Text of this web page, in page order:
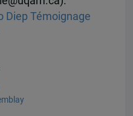
Diep Témoignage